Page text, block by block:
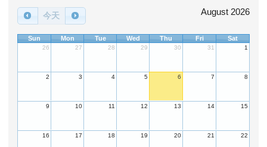
今天 August 2026
Sun Mon Tue Wed Thu Fri Sat
26 27 28 29 30 31 1
2 3 4 5 6 7 8
9 10 11 12 13 14 15
16 17 18 19 20 21 22